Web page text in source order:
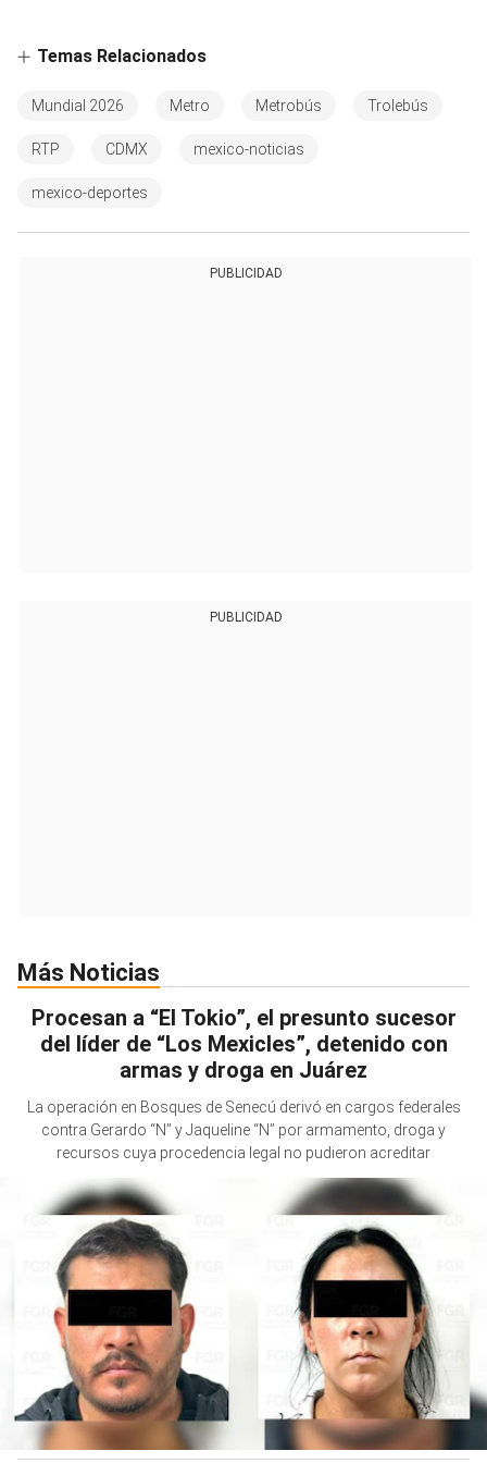
Temas Relacionados
Mundial 2026 Metro Metrobús Trolebús
RTP CDMX mexico-noticias
mexico-deportes
PUBLICIDAD
PUBLICIDAD
Más Noticias
Procesan a “El Tokio”, el presunto sucesor
del líder de “Los Mexicles”, detenido con
armas y droga en Juárez
La operación en Bosques de Senecú derivó en cargos federales
contra Gerardo “N” y Jaqueline “N” por armamento, droga y
recursos cuya procedencia legal no pudieron acreditar